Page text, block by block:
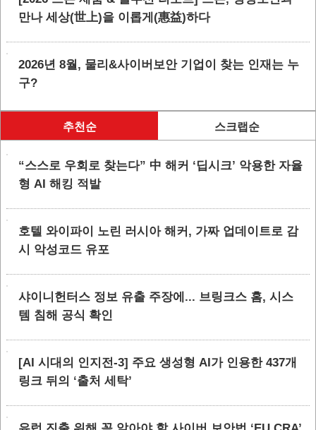
만나 세상(世上)을 이롭게(惠益)하다
2026년 8월, 물리&사이버보안 기업이 찾는 인재는 누
구?
추천순 스크랩순
“스스로 우회로 찾는다” 中 해커 ‘딥시크’ 악용한 자율
형 AI 해킹 적발
호텔 와이파이 노린 러시아 해커, 가짜 업데이트로 감
시 악성코드 유포
샤이니헌터스 정보 유출 주장에... 브링크스 홈, 시스
템 침해 공식 확인
[AI 시대의 인지전-3] 주요 생성형 AI가 인용한 437개
링크 뒤의 ‘출처 세탁’